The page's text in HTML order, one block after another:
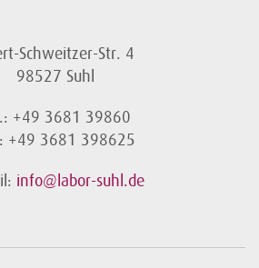
Schweitzer-Str. 4
98527 Suhl
+49 3681 39860
+49 3681 398625
info@labor-suhl.de